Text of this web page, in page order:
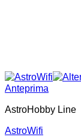
Anteprima
AstroHobby Line
AstroWifi